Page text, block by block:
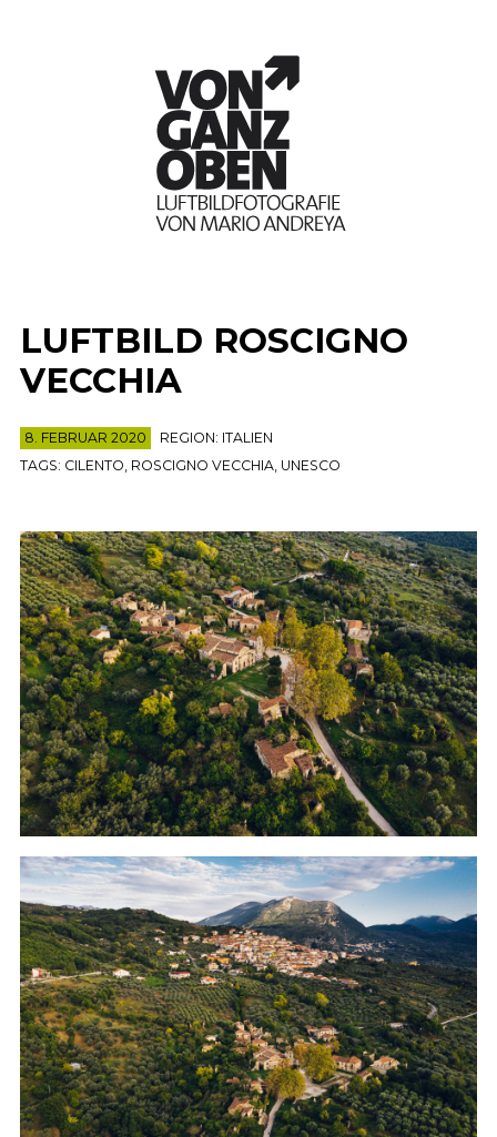
LUFTBILD ROSCIGNO
VECCHIA
8. FEBRUAR 2020 REGION: ITALIEN
TAGS: CILENTO, ROSCIGNO VECCHIA, UNESCO